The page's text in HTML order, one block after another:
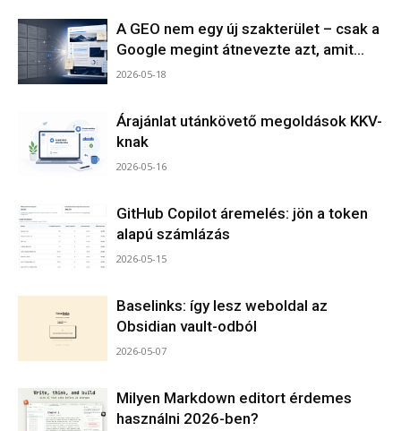
A GEO nem egy új szakterület – csak a
Google megint átnevezte azt, amit...
2026-05-18
Árajánlat utánkövető megoldások KKV-
knak
2026-05-16
GitHub Copilot áremelés: jön a token
alapú számlázás
2026-05-15
Baselinks: így lesz weboldal az
Obsidian vault-odból
2026-05-07
Milyen Markdown editort érdemes
használni 2026-ben?